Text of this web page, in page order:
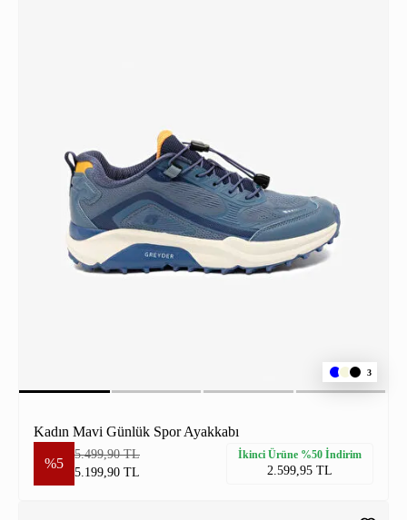
3
Kadın Mavi Günlük Spor Ayakkabı
%5
5.499,90 TL
5.199,90 TL
İkinci Ürüne %50 İndirim
2.599,95 TL